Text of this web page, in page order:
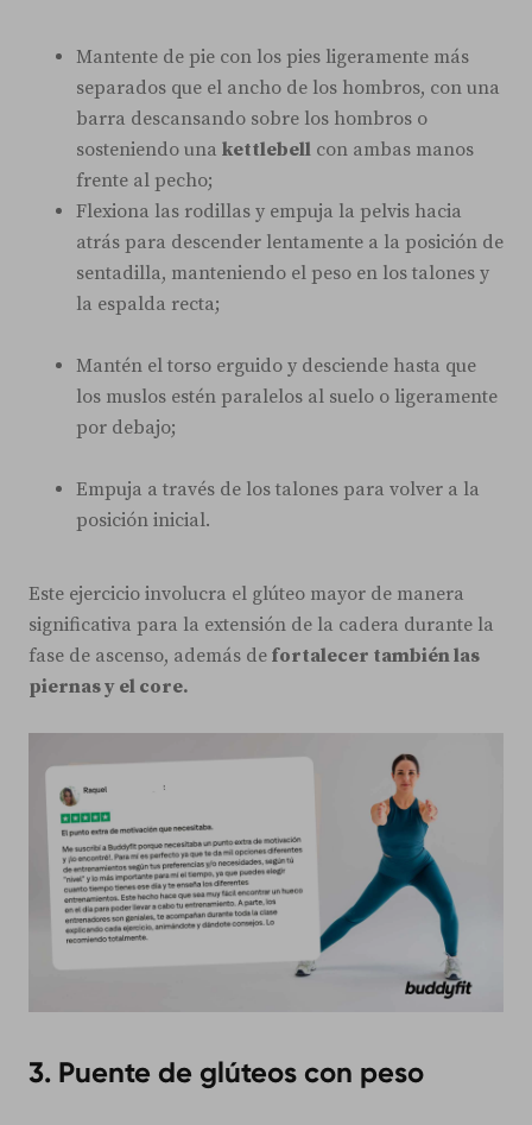
Mantente de pie con los pies ligeramente más
separados que el ancho de los hombros, con una
barra descansando sobre los hombros o
sosteniendo una kettlebell con ambas manos
frente al pecho;
Flexiona las rodillas y empuja la pelvis hacia
atrás para descender lentamente a la posición de
sentadilla, manteniendo el peso en los talones y
la espalda recta;
Mantén el torso erguido y desciende hasta que
los muslos estén paralelos al suelo o ligeramente
por debajo;
Empuja a través de los talones para volver a la
posición inicial.
Este ejercicio involucra el glúteo mayor de manera
significativa para la extensión de la cadera durante la
fase de ascenso, además de fortalecer también las
piernas y el core.
3. Puente de glúteos con peso